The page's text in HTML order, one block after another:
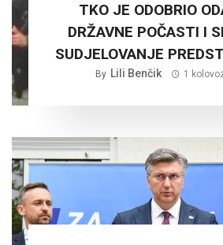
TKO JE ODOBRIO
DRŽAVNE POČASTI I
SUDJELOVANJE
NA RUŠNJAKU KOD
By Lili Benčik 1